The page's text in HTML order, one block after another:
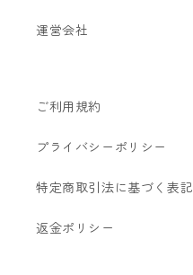
運営会社
ご利用規約
プライバシーポリシー
特定商取引法に基づく表記
返金ポリシー